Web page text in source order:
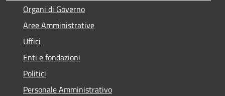
Organi di Governo
Aree Amministrative
Uffici
Enti e fondazioni
Politici
Personale Amministrativo